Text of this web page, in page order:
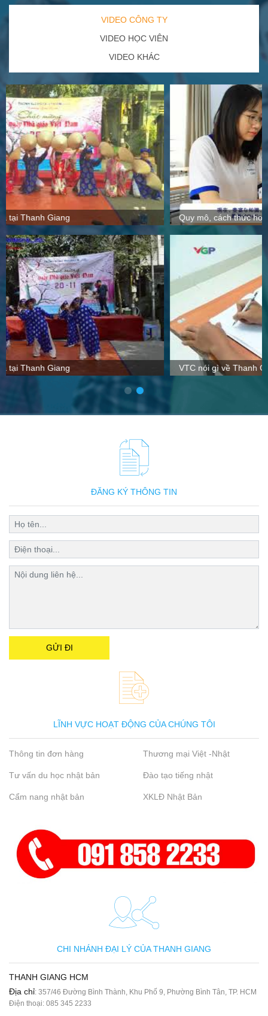
VIDEO CÔNG TY
VIDEO HỌC VIÊN
VIDEO KHÁC
Quy mô, cách thức hoạt động tại Thanh Giang
VTC nói gì về Thanh Giang
ĐĂNG KÝ THÔNG TIN
LĨNH VỰC HOẠT ĐỘNG CỦA CHÚNG TÔI
Thông tin đơn hàng Thương mại Việt -Nhật
Tư vấn du học nhật bản Đào tạo tiếng nhật
Cẩm nang nhật bản XKLĐ Nhật Bản
CHI NHÁNH ĐẠI LÝ CỦA THANH GIANG
THANH GIANG HCM
Địa chỉ: 357/46 Đường Bình Thành, Khu Phố 9, Phường Bình Tân, TP. HCM
Điện thoại: 085 345 2233